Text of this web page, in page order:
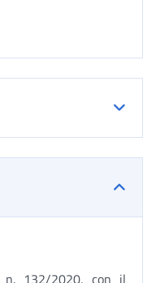
n. 132/2020, con il